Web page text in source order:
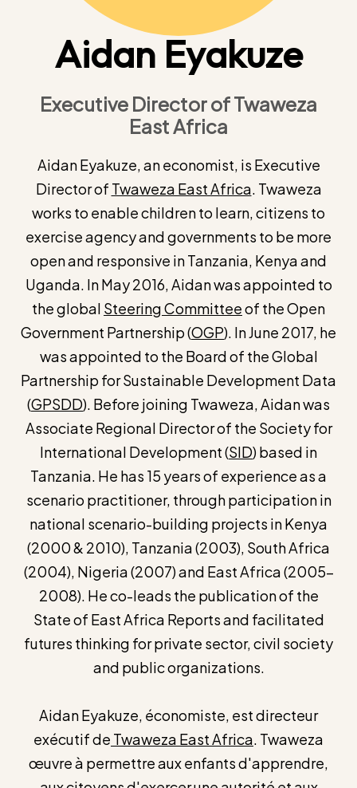
Aidan Eyakuze
Executive Director of Twaweza
East Africa
Aidan Eyakuze, an economist, is Executive
Director of Twaweza East Africa . Twaweza
works to enable children to learn, citizens to
exercise agency and governments to be more
open and responsive in Tanzania, Kenya and
Uganda. In May 2016, Aidan was appointed to
the global Steering Committeeof the Open
Government Partnership (OGP). In June 2017, he
was appointed to the Board of the Global
Partnership for Sustainable Development Data
(GPSDD). Before joining Twaweza, Aidan was
Associate Regional Director of the Society for
International Development (SID) based in
Tanzania. He has 15 years of experience as a
scenario practitioner, through participation in
national scenario-building projects in Kenya
(2000 & 2010), Tanzania (2003), South Africa
(2004), Nigeria (2007) and East Africa (2005-
2008). He co-leads the publication of the
State of East Africa Reports and facilitated
futures thinking for private sector, civil society
and public organizations.
Aidan Eyakuze, économiste, est directeur
exécutif de Twaweza East Africa . Twaweza
œuvre à permettre aux enfants d'apprendre,